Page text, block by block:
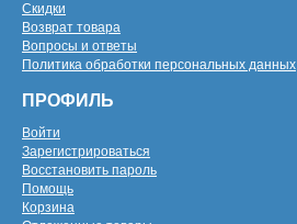
Скидки
Возврат товара
Вопросы и ответы
Политика обработки персональных данных
ПРОФИЛЬ
Войти
Зарегистрироваться
Восстановить пароль
Помощь
Корзина